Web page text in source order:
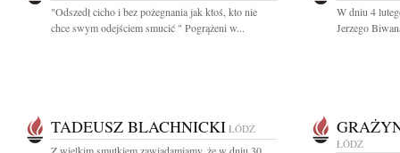
"Odszedł cicho i bez pożegnania jak ktoś, kto nie
chce swym odejściem smucić " Pogrążeni w...
W dniu 4
Jerzego
TADEUSZ BLACHNICKI ŁÓDŹ
ŁÓDŹ